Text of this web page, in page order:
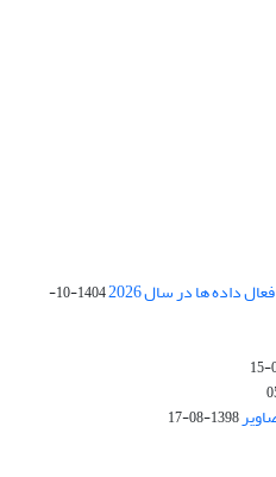
داده ها در سال 2026
1404-10-
1398-08-17